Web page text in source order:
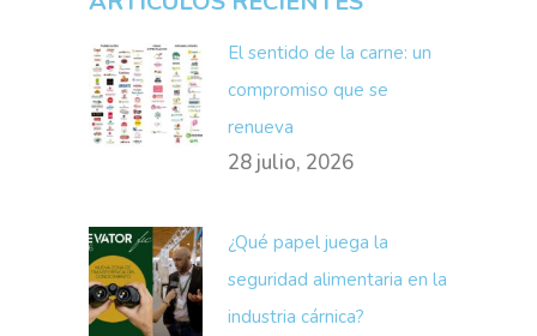
El sentido de la carne: un
compromiso que se
renueva
28 julio, 2026
¿Qué papel juega la
seguridad alimentaria en la
industria cárnica?